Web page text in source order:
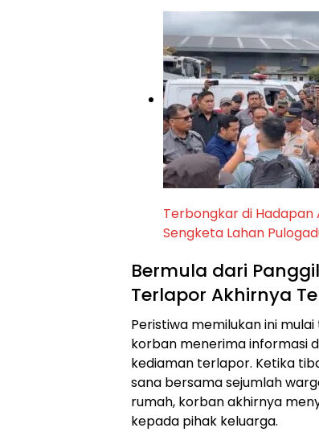
Terbongkar di Hadapan
Sengketa Lahan
Bermula dari
Terlapor Akhirnya
Peristiwa memilukan ini
korban menerima informasi
kediaman terlapor. Ketika
sana bersama sejumlah
rumah, korban akhirnya
kepada pihak keluarga.